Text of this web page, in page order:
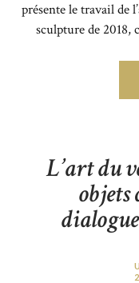
présente le travail de
sculpture de 2018,
L’art du